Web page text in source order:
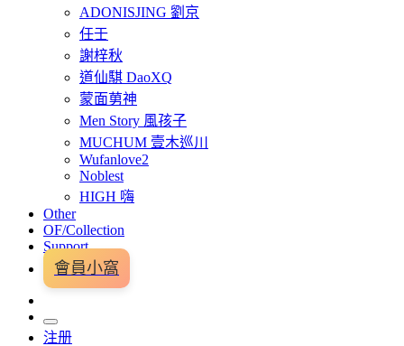
ADONISJING 劉京
任壬
謝梓秋
道仙騏 DaoXQ
蒙面莮神
Men Story 風孩子
MUCHUM 壹木巡川
Wufanlove2
Noblest
HIGH 嗨
Other
OF/Collection
Support
會員小窩
注册